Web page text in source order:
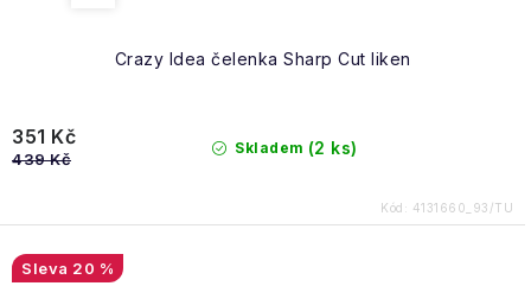
Crazy Idea čelenka Sharp Cut liken
Skladem (2 ks)
351 Kč
439 Kč
Kód: 4131660_93/TU
20 %